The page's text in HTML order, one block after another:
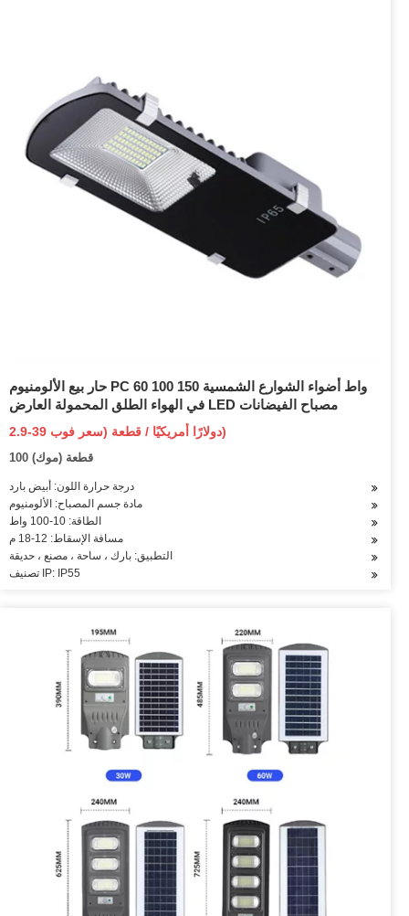
حار بيع الألومنيوم PC 60 100 150 واط أضواء الشوارع الشمسية
في الهواء الطلق المحمولة العارض LED مصباح الفيضانات
2.9-39 دولارًا أمريكيًا / قطعة (سعر فوب)
100 قطعة (موك)
درجة حرارة اللون: أبيض بارد
مادة جسم المصباح: الألومنيوم
الطاقة: 10-100 واط
مسافة الإسقاط: 12-18 م
التطبيق: بارك ، ساحة ، مصنع ، حديقة
تصنيف IP: IP55